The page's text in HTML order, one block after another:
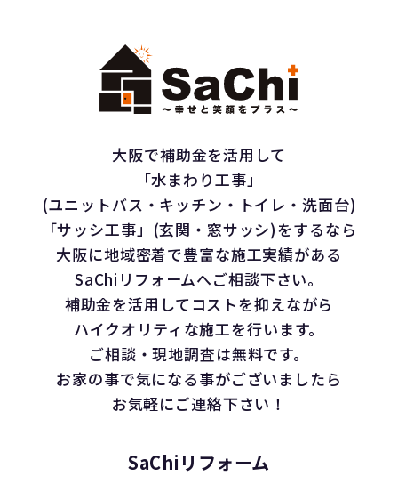
大阪で補助金を活用して
「水まわり工事」
(ユニットバス・キッチン・トイレ・洗面台)
「サッシ工事」(玄関・窓サッシ)をするなら
大阪に地域密着で豊富な施工実績がある
SaChiリフォームへご相談下さい。
補助金を活用してコストを抑えながら
ハイクオリティな施工を行います。
ご相談・現地調査は無料です。
お家の事で気になる事がございましたら
お気軽にご連絡下さい！
SaChiリフォーム